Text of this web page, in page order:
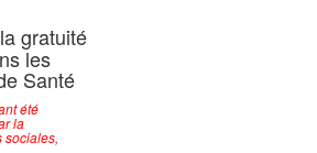
gratuité
les
Santé
été
la
sociales,